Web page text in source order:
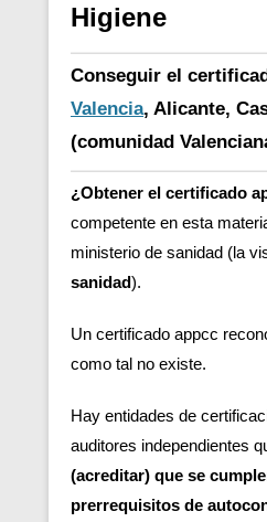
Higiene
Conseguir el
Valencia, Alicante,
(comunidad
¿Obtener el certificado
competente en esta
ministerio de sanidad (la
sanidad).
Un certificado appcc
como tal no existe.
Hay entidades de
auditores independientes
(acreditar) que se
prerrequisitos de